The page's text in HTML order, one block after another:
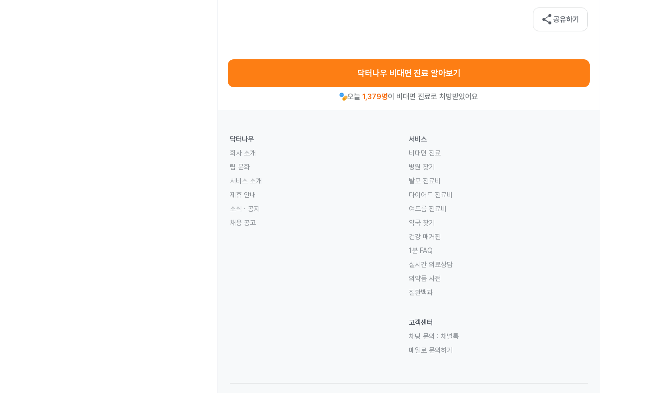
share 공유하기
닥터나우 비대면 진료 알아보기
오늘 1,379명이 비대면 진료로 처방받았어요
닥터나우
회사 소개
팀 문화
서비스 소개
제휴 안내
소식 · 공지
채용 공고
서비스
비대면 진료
병원 찾기
탈모 진료비
다이어트 진료비
여드름 진료비
약국 찾기
건강 매거진
1분 FAQ
실시간 의료상담
의약품 사전
질환백과
고객센터
채팅 문의 : 채널톡
메일로 문의하기